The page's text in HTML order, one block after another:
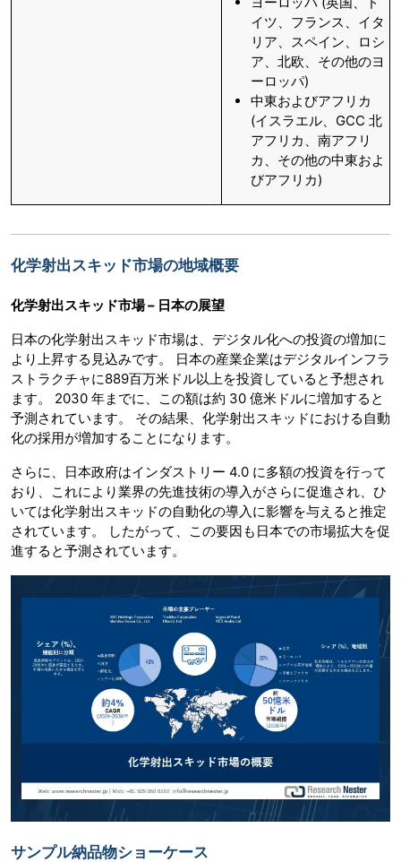
イツ、フランス、イタ
リア、スペイン、ロシ
ア、北欧、その他のヨ
ーロッパ)
中東およびアフリカ
(イスラエル、GCC 北
アフリカ、南アフリ
カ、その他の中東およ
びアフリカ)
化学射出スキッド市場の地域概要
化学射出スキッド市場 – 日本の展望
日本の化学射出スキッド市場は、デジタル化への投資の増加に
より上昇する見込みです。 日本の産業企業はデジタルインフラ
ストラクチャに889百万米ドル以上を投資していると予想され
ます。 2030 年までに、この額は約 30 億米ドルに増加すると
予測されています。 その結果、化学射出スキッドにおける自動
化の採用が増加することになります。
さらに、日本政府はインダストリー 4.0 に多額の投資を行って
おり、これにより業界の先進技術の導入がさらに促進され、ひ
いては化学射出スキッドの自動化の導入に影響を与えると推定
されています。 したがって、この要因も日本での市場拡大を促
進すると予測されています。
サンプル納品物ショーケース